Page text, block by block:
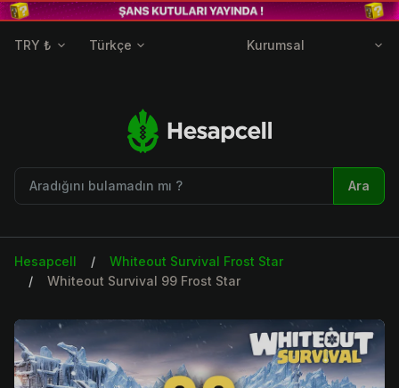
TRY ₺ Türkçe Kurumsal
Ara
Hesapcell
Whiteout Survival Frost Star
Whiteout Survival 99 Frost Star